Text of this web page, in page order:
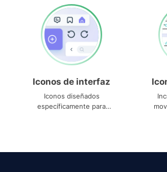
Iconos de interfaz
Iconos diseñados
específicamente para